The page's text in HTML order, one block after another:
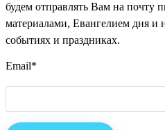
будем отправлять Вам на почту
материалами, Евангелием дня
событиях и праздниках.
Email*